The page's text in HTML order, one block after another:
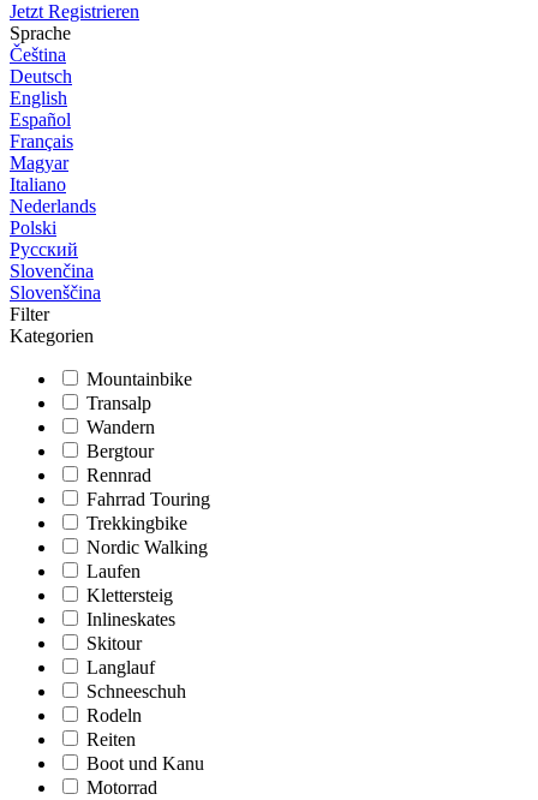
Jetzt Registrieren
Sprache
Čeština
Deutsch
English
Español
Français
Magyar
Italiano
Nederlands
Polski
Русский
Slovenčina
Slovenščina
Filter
Kategorien
Mountainbike
Transalp
Wandern
Bergtour
Rennrad
Fahrrad Touring
Trekkingbike
Nordic Walking
Laufen
Klettersteig
Inlineskates
Skitour
Langlauf
Schneeschuh
Rodeln
Reiten
Boot und Kanu
Motorrad